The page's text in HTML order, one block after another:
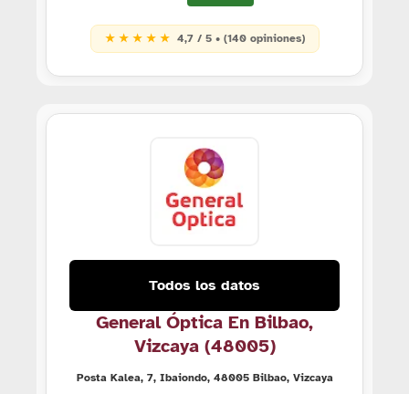
★ ★ ★ ★ ★ 4,7 / 5 • (140 opiniones)
Todos los datos
General Óptica En Bilbao,
Vizcaya (48005)
Posta Kalea, 7, Ibaiondo, 48005 Bilbao, Vizcaya